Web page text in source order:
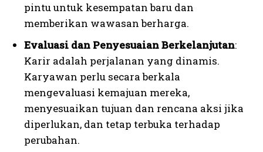
pintu untuk kesempatan baru dan
memberikan wawasan berharga.
Evaluasi dan Penyesuaian Berkelanjutan:
Karir adalah perjalanan yang dinamis.
Karyawan perlu secara berkala
mengevaluasi kemajuan mereka,
menyesuaikan tujuan dan rencana aksi jika
diperlukan, dan tetap terbuka terhadap
perubahan.